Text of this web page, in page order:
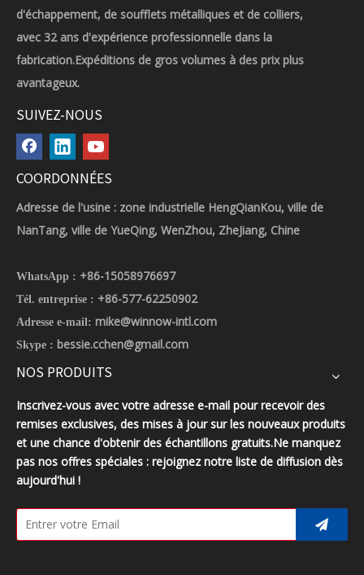
d'échappement, de soufflets métalliques et de colliers,
avec 32 ans d'expérience professionnelle dans la
fabrication.Expéditions de gros volumes à des prix plus
avantageux.
SUIVEZ-NOUS
COORDONNÉES
Adresse de l'usine : zone industrielle HengQianKou, ville de
NanTang, ville de YueQing, WenZhou, ZheJiang, Chine
WhatsApp : +86-15058976697
Tél. entreprise : +86-577-62250902
Adresse e-mail: mike@winnow-intl.com
Skype : bessie.cchen@gmail.com
NOS PRODUITS
Inscrivez-vous avec votre adresse e-mail pour recevoir des
remises exclusives, des mises à jour sur les nouveaux produits
et une chance d'obtenir des échantillons gratuits.Ne manquez
pas nos offres spéciales : rejoignez notre liste de diffusion dès
aujourd'hui !